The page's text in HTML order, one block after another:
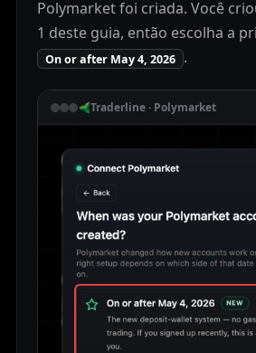
Polymarket foi criada. Você
1 deste guia, então escolha a
On or after May 4, 2026 .
Traderline · Polymarket